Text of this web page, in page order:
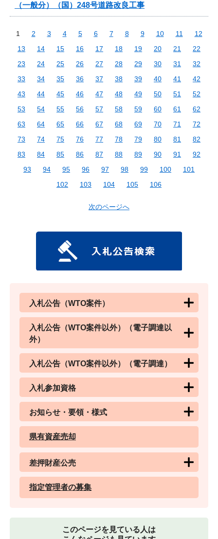
（一般分）（国）248号道路改良工事
1 2 3 4 5 6 7 8 9 10 11
12
13
14 15 16 17 18 19 20 21
22
23
24 25 26 27 28 29 30 31
32
33
34 35 36 37 38 39 40 41
42
43
44 45 46 47 48 49 50 51
52
53
54 55 56 57 58 59 60 61
62
63
64 65 66 67 68 69 70 71
72
73
74 75 76 77 78 79 80 81
82
83
84 85 86 87 88 89 90 91
92
93
94 95 96 97 98 99 100
101
102
103 104 105 106
次のページへ
入札公告（WTO案件）
入札公告（WTO案件以外）（電子調達以
外）
入札公告（WTO案件以外）（電子調達）
入札参加資格
お知らせ・要領・様式
県有資産売却
差押財産公売
指定管理者の募集
このページを見ている人は